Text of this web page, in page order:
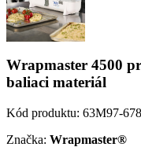
Wrapmaster 4500
baliaci materiál
Kód produktu: 63M97-
Značka: Wrapmaster®